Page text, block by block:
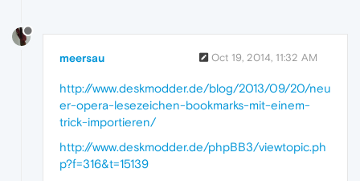
meersau Oct 19, 2014, 11:32 AM
http://www.deskmodder.de/blog/2013/09/20/neu
er-opera-lesezeichen-bookmarks-mit-einem-
trick-importieren/
http://www.deskmodder.de/phpBB3/viewtopic.ph
p?f=316&t=15139